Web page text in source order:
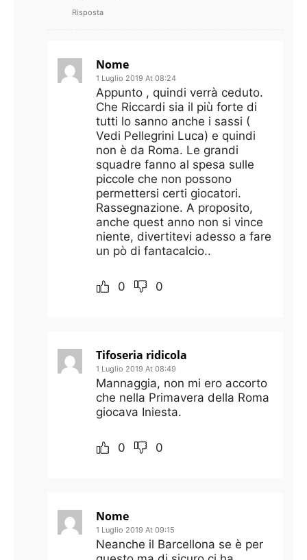
Risposta
Nome
1 Luglio 2019 At 08:24
Appunto , quindi verrà ceduto.
Che Riccardi sia il più forte di
tutti lo sanno anche i sassi (
Vedi Pellegrini Luca) e quindi
non è da Roma. Le grandi
squadre fanno al spesa sulle
piccole che non possono
permettersi certi giocatori.
Rassegnazione. A proposito,
anche quest anno non si vince
niente, divertitevi adesso a fare
un pò di fantacalcio..
0 0
Tifoseria ridicola
1 Luglio 2019 At 08:49
Mannaggia, non mi ero accorto
che nella Primavera della Roma
giocava Iniesta.
0 0
Nome
1 Luglio 2019 At 09:15
Neanche il Barcellona se è per